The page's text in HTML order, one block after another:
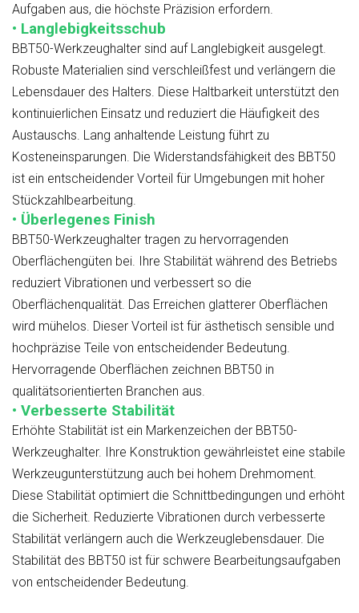
Aufgaben aus, die höchste Präzision erfordern.
• Langlebigkeitsschub
BBT50-Werkzeughalter sind auf Langlebigkeit ausgelegt.
Robuste Materialien sind verschleißfest und verlängern die
Lebensdauer des Halters. Diese Haltbarkeit unterstützt den
kontinuierlichen Einsatz und reduziert die Häufigkeit des
Austauschs. Lang anhaltende Leistung führt zu
Kosteneinsparungen. Die Widerstandsfähigkeit des BBT50
ist ein entscheidender Vorteil für Umgebungen mit hoher
Stückzahlbearbeitung.
• Überlegenes Finish
BBT50-Werkzeughalter tragen zu hervorragenden
Oberflächengüten bei. Ihre Stabilität während des Betriebs
reduziert Vibrationen und verbessert so die
Oberflächenqualität. Das Erreichen glatterer Oberflächen
wird mühelos. Dieser Vorteil ist für ästhetisch sensible und
hochpräzise Teile von entscheidender Bedeutung.
Hervorragende Oberflächen zeichnen BBT50 in
qualitätsorientierten Branchen aus.
• Verbesserte Stabilität
Erhöhte Stabilität ist ein Markenzeichen der BBT50-
Werkzeughalter. Ihre Konstruktion gewährleistet eine stabile
Werkzeugunterstützung auch bei hohem Drehmoment.
Diese Stabilität optimiert die Schnittbedingungen und erhöht
die Sicherheit. Reduzierte Vibrationen durch verbesserte
Stabilität verlängern auch die Werkzeuglebensdauer. Die
Stabilität des BBT50 ist für schwere Bearbeitungsaufgaben
von entscheidender Bedeutung.